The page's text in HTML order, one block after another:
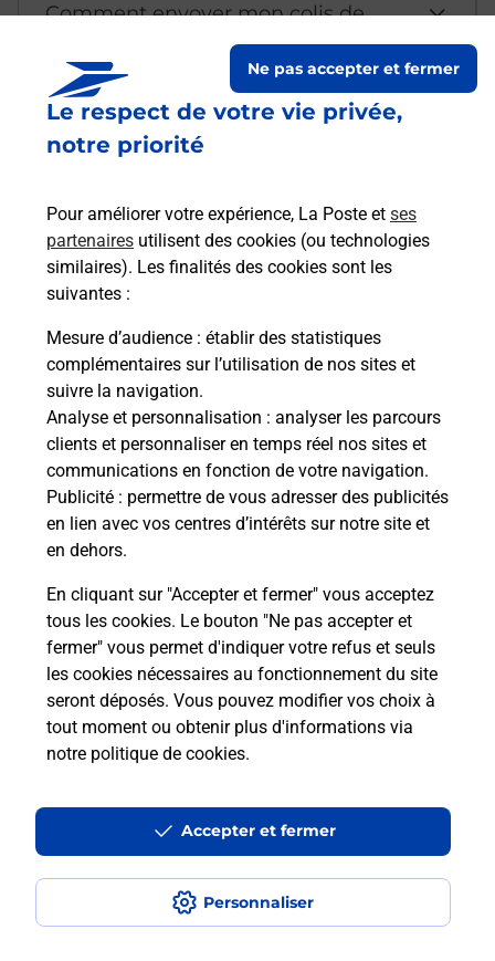
Le respect de votre vie privée,
notre priorité
Pour améliorer votre expérience, La Poste et ses
partenaires utilisent des cookies (ou technologies
similaires). Les finalités des cookies sont les
suivantes :
Mesure d’audience : établir des statistiques
complémentaires sur l’utilisation de nos sites et
suivre la navigation.
Analyse et personnalisation : analyser les parcours
clients et personnaliser en temps réel nos sites et
communications en fonction de votre navigation.
Publicité : permettre de vous adresser des publicités
en lien avec vos centres d’intérêts sur notre site et
en dehors.
En cliquant sur "Accepter et fermer" vous acceptez
tous les cookies. Le bouton "Ne pas accepter et
fermer" vous permet d'indiquer votre refus et seuls
les cookies nécessaires au fonctionnement du site
seront déposés. Vous pouvez modifier vos choix à
tout moment ou obtenir plus d'informations via
notre politique de cookies.
Personnaliser
Ne pas accepter et fermer
Accepter et fermer
Comment envoyer mon colis de
Est-il possible d’acheter un
emballage directement depuis un
Comment demander une
modification de livraison ?
Comment La Poste participe-t-elle
à votre sécurité au quotidien ?
Puis-je passer mon code de la route
avec La Poste et sous quelles
conditions ?
Localiser Liste Maine-et-Loire CANDE
Accessibilité : partiellement conforme
Conditions contractuelles
Mentions légales